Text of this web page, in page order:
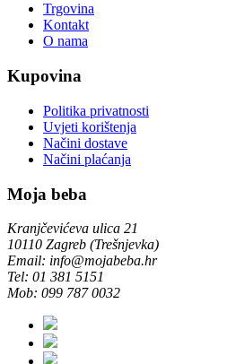
Trgovina
Kontakt
O nama
Kupovina
Politika privatnosti
Uvjeti korištenja
Načini dostave
Načini plaćanja
Moja beba
Kranjčevićeva ulica 21
10110 Zagreb (Trešnjevka)
Email: info@mojabeba.hr
Tel: 01 381 5151
Mob: 099 787 0032